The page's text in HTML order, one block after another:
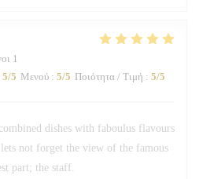
1
5/5 Μενού : 5/5 Ποιότητα / Τιμή : 5/5
dishes with faboulus flavours
not forget the view of the famous
part; the staff.